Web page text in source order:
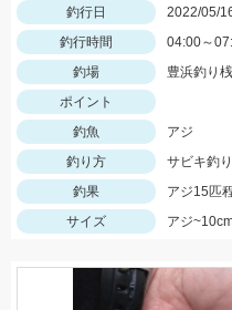
釣行日
2022/05/
釣行時間
04:00～
釣場
豊浜釣り
ポイント
釣魚
アジ
釣り方
サビキ釣り
釣果
アジ15匹
サイズ
アジ